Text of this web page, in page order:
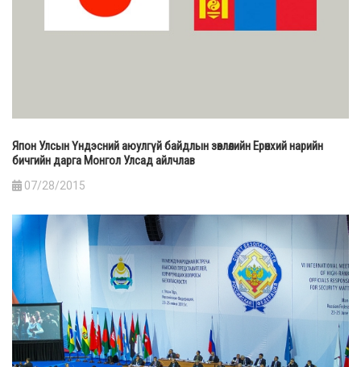
Япон Улсын Үндэсний аюулгүй байдлын зөвлөлийн Ерөнхий нарийн
бичгийн дарга Монгол Улсад айлчлав
07/28/2015